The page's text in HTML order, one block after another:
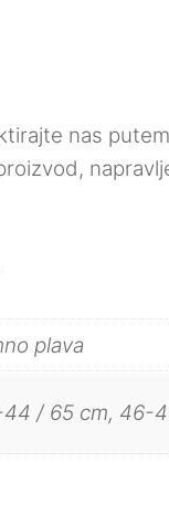
nas
plava
/ 65 cm, 46-